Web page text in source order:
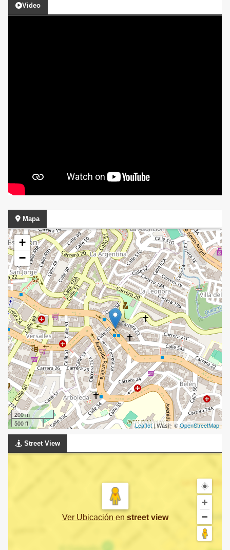
Video
Mapa
+
−
200 m
500 ft
Leaflet| Wasi - ©OpenStreetMap
Street View
Ver Ubicación en street view